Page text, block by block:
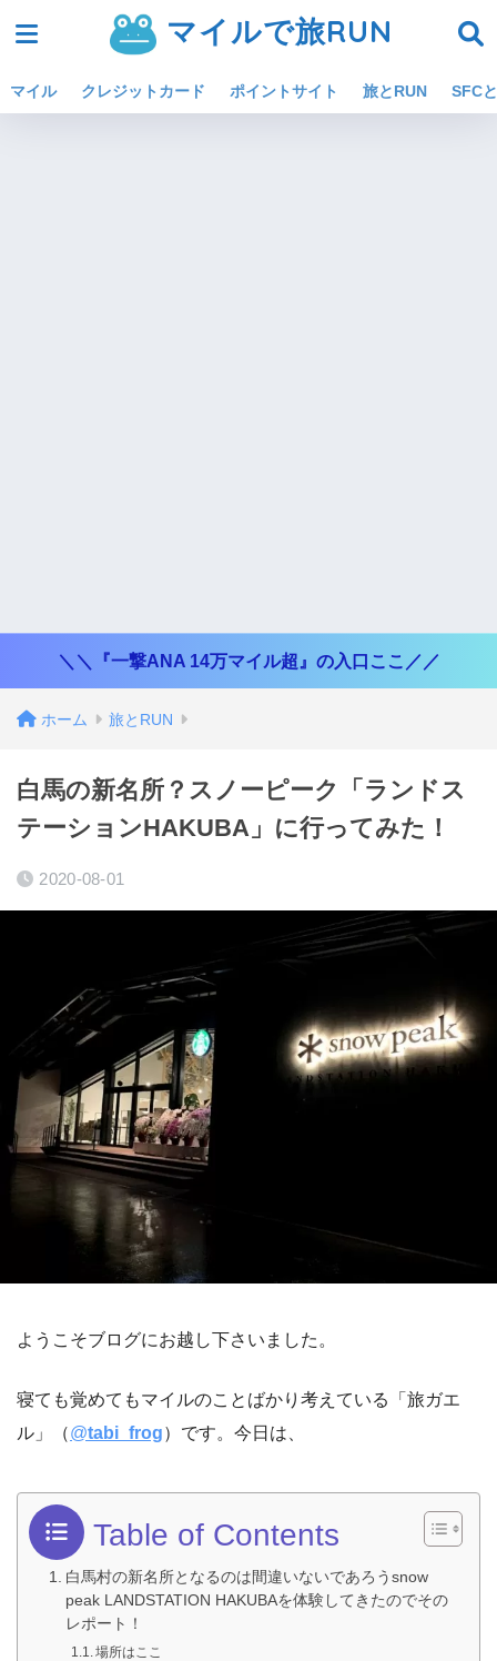
マイルで旅RUN
マイル クレジットカード ポイントサイト 旅とRUN SFC
＼＼『一撃ANA 14万マイル超』の入口ここ／／
ホーム 旅とRUN
白馬の新名所？スノーピーク「ランドス
テーションHAKUBA」に行ってみた！
2020-08-01
ようこそブログにお越し下さいました。
寝ても覚めてもマイルのことばかり考えている「旅ガエ
ル」（@tabi_frog）です。今日は、
Table of Contents
白馬村の新名所となるのは間違いないであろうsnow
peak LANDSTATION HAKUBAを体験してきたのでその
レポート！
場所はここ